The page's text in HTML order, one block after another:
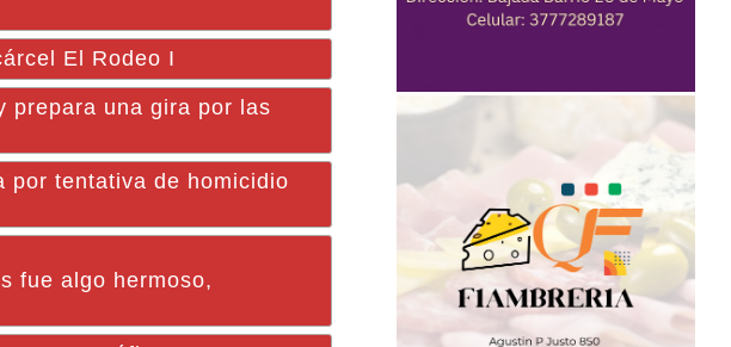
El Rodeo I
prepara una gira por las
por tentativa de homicidio
fue algo hermoso,